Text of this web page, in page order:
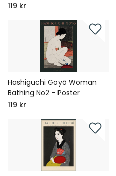
119 kr
Hashiguchi Goyō Woman
Bathing No2 - Poster
119 kr